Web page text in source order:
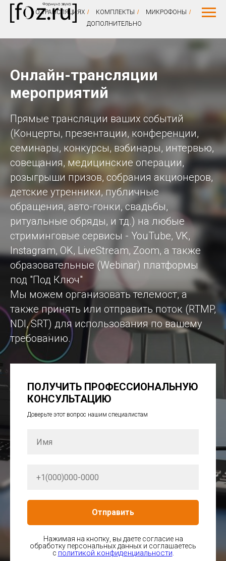
О ТРАНСЛЯЦИЯХ / КОМПЛЕКТЫ / МИКРОФОНЫ /
ДОПОЛНИТЕЛЬНО
Онлайн-трансляции
мероприятий
Прямые трансляции ваших событий
(Концерты, презентации, конференции,
семинары, конкурсы, вэбинары, интервью,
совещания, медицинские операции,
розыгрыши призов, собрания акционеров,
детские утренники, публичные
обращения, авто-гонки, свадьбы,
ритуальные обряды, и тд.) на любые
стриминговые сервисы - YouTube, VK,
Instagram, OK, LiveStream, Zoom, а также
образовательные (Webinar) платформы
под "Под Ключ"
Мы можем организовать телемост, а
также принять или отправить поток (RTMP,
NDI, SRT) для использования по вашему
требованию.
ПОЛУЧИТЬ ПРОФЕССИОНАЛЬНУЮ
КОНСУЛЬТАЦИЮ
Доверьте этот вопрос нашим специалистам
Отправить
Нажимая на кнопку, вы даете согласие на
обработку персональных данных и соглашаетесь
c политикой конфиденциальности